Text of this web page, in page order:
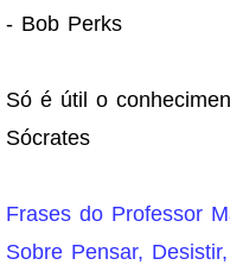
- Bob Perks
Só é útil o
Sócrates
Frases do Professor
Sobre Pensar,